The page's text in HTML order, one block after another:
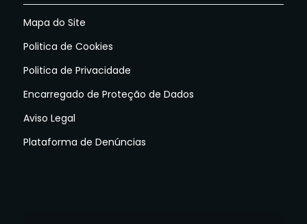
Mapa do Site
Politica de Cookies
Politica de Privacidade
Encarregado de Proteção de Dados
Aviso Legal
Plataforma de Denúncias